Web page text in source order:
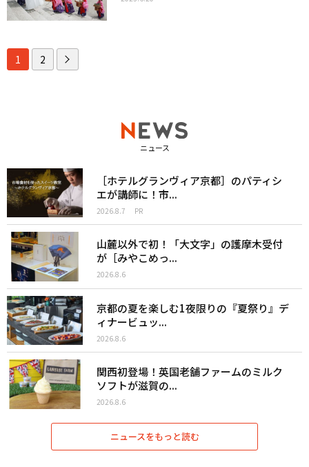
1 2
ニュース
［ホテルグランヴィア京都］のパティシ
エが講師に！市...
2026.8.7 PR
山麓以外で初！「大文字」の護摩木受付
が［みやこめっ...
2026.8.6
京都の夏を楽しむ1夜限りの『夏祭り』デ
ィナービュッ...
2026.8.6
関西初登場！英国老舗ファームのミルク
ソフトが滋賀の...
2026.8.6
ニュースをもっと読む